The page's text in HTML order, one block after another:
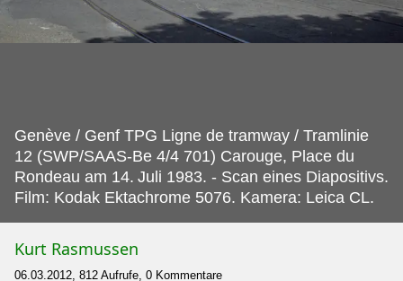
Genève / Genf TPG Ligne de tramway / Tramlinie
12 (SWP/SAAS-Be 4/4 701) Carouge, Place du
Rondeau am 14. Juli 1983. - Scan eines Diapositivs.
Film: Kodak Ektachrome 5076. Kamera: Leica CL.
Kurt Rasmussen
06.03.2012, 812 Aufrufe, 0 Kommentare